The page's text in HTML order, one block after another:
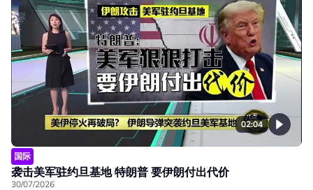
02:04
国际
袭击美军驻约旦基地 特朗普 要伊朗付出代价
30/07/2026